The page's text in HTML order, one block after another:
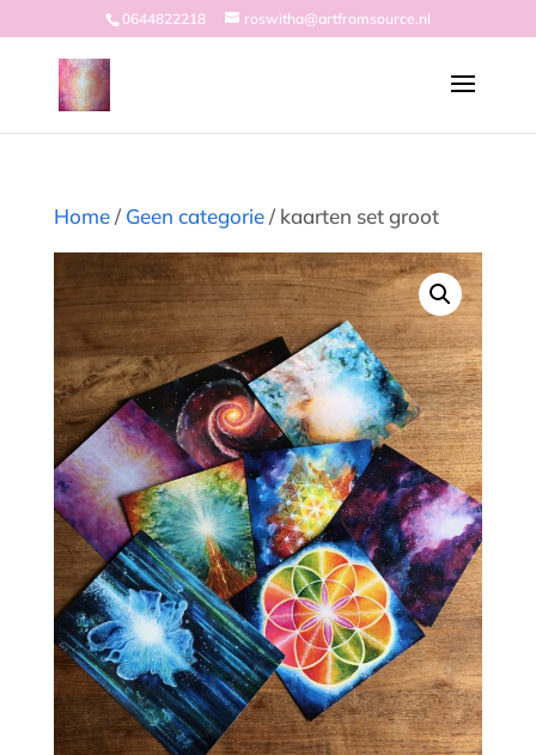
0644822218 roswitha@artfromsource.nl
Home/Geen categorie/ kaarten set groot